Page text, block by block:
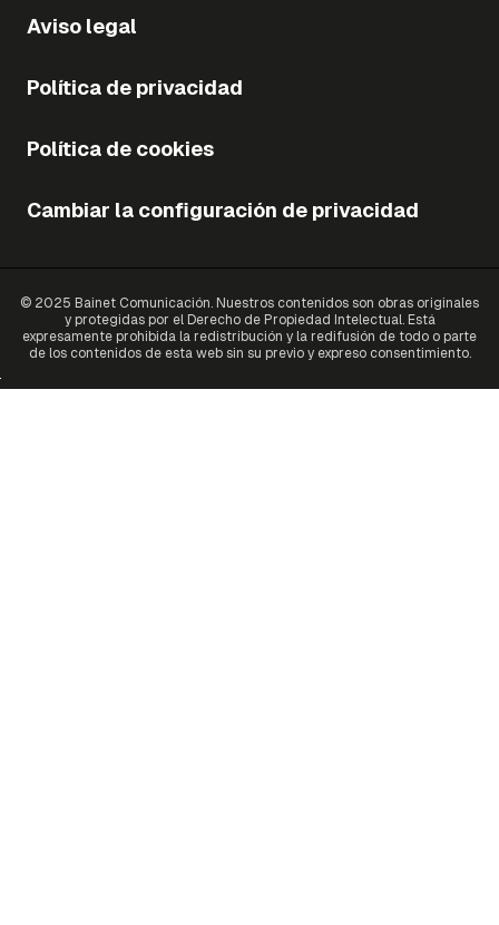
Aviso legal
Política de privacidad
Política de cookies
Cambiar la configuración de privacidad
© 2025 Bainet Comunicación. Nuestros contenidos son obras originales
y protegidas por el Derecho de Propiedad Intelectual. Está
expresamente prohibida la redistribución y la redifusión de todo o parte
de los contenidos de esta web sin su previo y expreso consentimiento.